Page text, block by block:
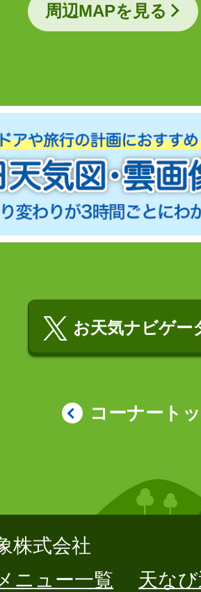
周辺MAPを見る
お天気ナビゲー
コーナート
株式会社
ニュー一覧
天な